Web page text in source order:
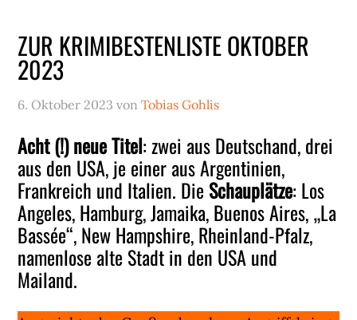
ZUR KRIMIBESTENLISTE OKTOBER
2023
6. Oktober 2023 vonTobias Gohlis
Acht (!) neue Titel: zwei aus Deutschand, drei
aus den USA, je einer aus Argentinien,
Frankreich und Italien. Die Schauplätze: Los
Angeles, Hamburg, Jamaika, Buenos Aires, „La
Bassée“, New Hampshire, Rheinland-Pfalz,
namenlose alte Stadt in den USA und
Mailand.